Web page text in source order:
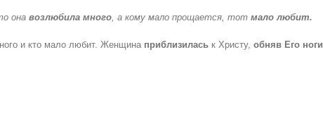
она возлюбила много, а кому мало прощается, тот мало любит.
и кто мало любит. Женщина приблизиласьк Христу, обняв Его ноги